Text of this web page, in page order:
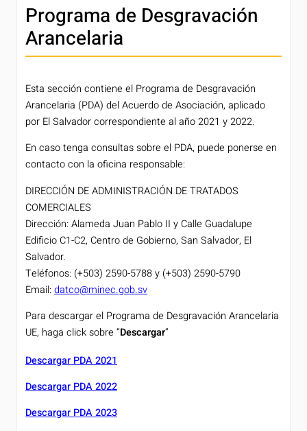
Programa de Desgravación
Arancelaria
Esta sección contiene el Programa de Desgravación
Arancelaria (PDA) del Acuerdo de Asociación, aplicado
por El Salvador correspondiente al año 2021 y 2022.
En caso tenga consultas sobre el PDA, puede ponerse en
contacto con la oficina responsable:
DIRECCIÓN DE ADMINISTRACIÓN DE TRATADOS
COMERCIALES
Dirección: Alameda Juan Pablo II y Calle Guadalupe
Edificio C1-C2, Centro de Gobierno, San Salvador, El
Salvador.
Teléfonos: (+503) 2590-5788 y (+503) 2590-5790
Email:datco@minec.gob.sv
Para descargar el Programa de Desgravación Arancelaria
UE, haga click sobre “Descargar“
Descargar PDA 2021
Descargar PDA 2022
Descargar PDA 2023